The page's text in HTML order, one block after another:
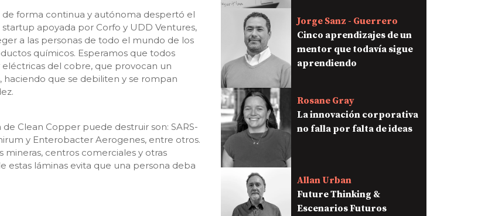
de forma continua y autónoma despertó el
apoyada por Corfo y UDD Ventures,
a las personas de todo el mundo de los
químicos. Esperamos que todos
del cobre, que provocan un
haciendo que se debiliten y se rompan
Clean Copper puede destruir son: SARS-
y Enterobacter Aerogenes, entre otros.
centros comerciales y otras
estas láminas evita que una persona deba
Jorge Sanz - Guerrero
Cinco aprendizajes de un
mentor que todavía sigue
aprendiendo
Rosane Gray
La innovación corporativa
no falla por falta de ideas
Allan Urban
Future Thinking &
Escenarios Futuros